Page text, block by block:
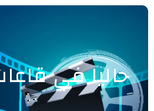
حاليا في